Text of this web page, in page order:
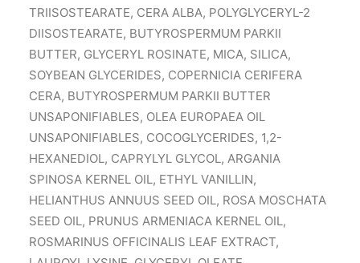
TRIISOSTEARATE, CERA ALBA, POLYGLYCERYL-2
DIISOSTEARATE, BUTYROSPERMUM PARKII
BUTTER, GLYCERYL ROSINATE, MICA, SILICA,
SOYBEAN GLYCERIDES, COPERNICIA CERIFERA
CERA, BUTYROSPERMUM PARKII BUTTER
UNSAPONIFIABLES, OLEA EUROPAEA OIL
UNSAPONIFIABLES, COCOGLYCERIDES, 1,2-
HEXANEDIOL, CAPRYLYL GLYCOL, ARGANIA
SPINOSA KERNEL OIL, ETHYL VANILLIN,
HELIANTHUS ANNUUS SEED OIL, ROSA MOSCHATA
SEED OIL, PRUNUS ARMENIACA KERNEL OIL,
ROSMARINUS OFFICINALIS LEAF EXTRACT,